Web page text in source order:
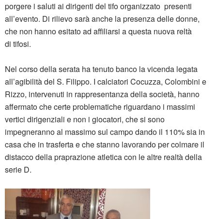
porgere i saluti ai dirigenti del tifo organizzato presenti
all’evento. Di rilievo sarà anche la presenza delle donne,
che non hanno esitato ad affiliarsi a questa nuova reltà
di tifosi.
Nel corso della serata ha tenuto banco la vicenda legata
all’agibilità del S. Filippo. I calciatori Cocuzza, Colombini e
Rizzo, intervenuti in rappresentanza della società, hanno
affermato che certe problematiche riguardano i massimi
vertici dirigenziali e non i giocatori, che si sono
impegneranno al massimo sul campo dando il 110% sia in
casa che in trasferta e che stanno lavorando per colmare il
distacco della praprazione atletica con le altre realtà della
serie D.